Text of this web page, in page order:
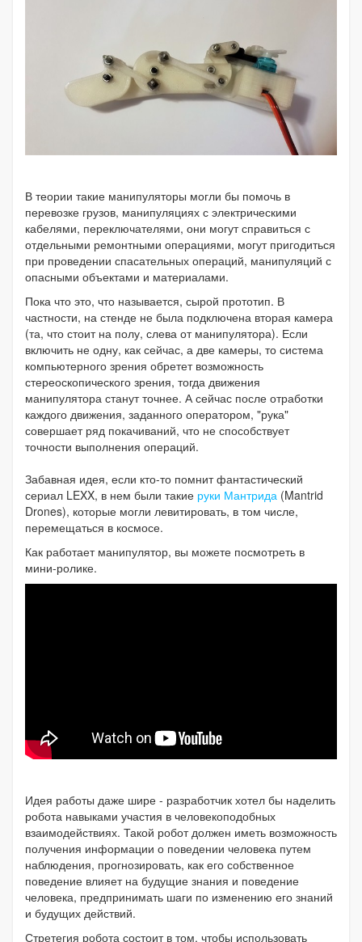
В теории такие манипуляторы могли бы помочь в
перевозке грузов, манипуляциях с электрическими
кабелями, переключателями, они могут справиться с
отдельными ремонтными операциями, могут пригодиться
при проведении спасательных операций, манипуляций с
опасными объектами и материалами.
Пока что это, что называется, сырой прототип. В
частности, на стенде не была подключена вторая камера
(та, что стоит на полу, слева от манипулятора). Если
включить не одну, как сейчас, а две камеры, то система
компьютерного зрения обретет возможность
стереоскопического зрения, тогда движения
манипулятора станут точнее. А сейчас после отработки
каждого движения, заданного оператором, "рука"
совершает ряд покачиваний, что не способствует
точности выполнения операций.
Забавная идея, если кто-то помнит фантастический
сериал LEXX, в нем были такие руки Мантрида (Mantrid
Drones), которые могли левитировать, в том числе,
перемещаться в космосе.
Как работает манипулятор, вы можете посмотреть в
мини-ролике.
Идея работы даже шире - разработчик хотел бы наделить
робота навыками участия в человекоподобных
взаимодействиях. Такой робот должен иметь возможность
получения информации о поведении человека путем
наблюдения, прогнозировать, как его собственное
поведение влияет на будущие знания и поведение
человека, предпринимать шаги по изменению его знаний
и будущих действий.
Стретегия робота состоит в том, чтобы использовать